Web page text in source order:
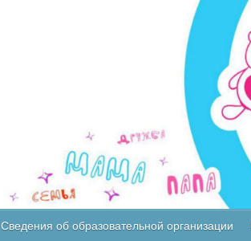
Сведения об образовательной организации